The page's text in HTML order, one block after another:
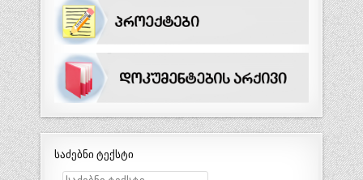
საძებნი ტექსტი